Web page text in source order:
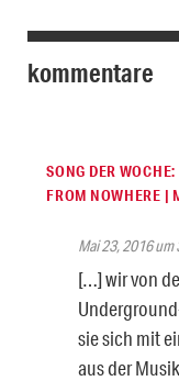
kommentare
SONG DER
FROM NOWHERE |
Mai 23, 2016 um
[…] wir von
sie sich mit
aus der